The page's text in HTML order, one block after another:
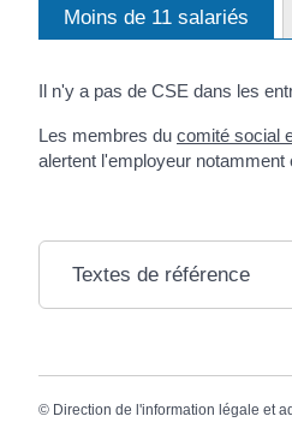
Moins de 11 salariés
Il n'y a pas de CSE dans les
Les membres du comité social
alertent l'employeur notamment
Textes de référence
© Direction de l'information légale et